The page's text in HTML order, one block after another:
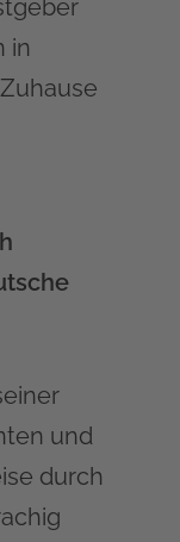
in
und
durch